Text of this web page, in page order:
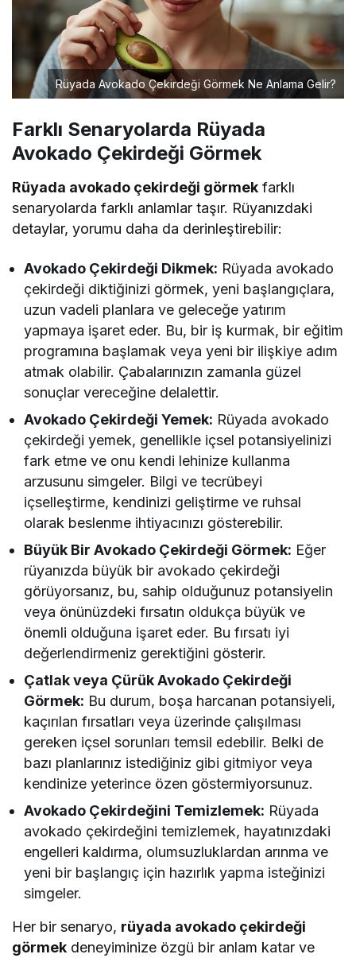
Rüyada Avokado Çekirdeği Görmek Ne Anlama Gelir?
Farklı Senaryolarda Rüyada
Avokado Çekirdeği Görmek
Rüyada avokado çekirdeği görmek farklı
senaryolarda farklı anlamlar taşır. Rüyanızdaki
detaylar, yorumu daha da derinleştirebilir:
Avokado Çekirdeği Dikmek: Rüyada avokado
çekirdeği diktiğinizi görmek, yeni başlangıçlara,
uzun vadeli planlara ve geleceğe yatırım
yapmaya işaret eder. Bu, bir iş kurmak, bir eğitim
programına başlamak veya yeni bir ilişkiye adım
atmak olabilir. Çabalarınızın zamanla güzel
sonuçlar vereceğine delalettir.
Avokado Çekirdeği Yemek: Rüyada avokado
çekirdeği yemek, genellikle içsel potansiyelinizi
fark etme ve onu kendi lehinize kullanma
arzusunu simgeler. Bilgi ve tecrübeyi
içselleştirme, kendinizi geliştirme ve ruhsal
olarak beslenme ihtiyacınızı gösterebilir.
Büyük Bir Avokado Çekirdeği Görmek: Eğer
rüyanızda büyük bir avokado çekirdeği
görüyorsanız, bu, sahip olduğunuz potansiyelin
veya önünüzdeki fırsatın oldukça büyük ve
önemli olduğuna işaret eder. Bu fırsatı iyi
değerlendirmeniz gerektiğini gösterir.
Çatlak veya Çürük Avokado Çekirdeği
Görmek: Bu durum, boşa harcanan potansiyeli,
kaçırılan fırsatları veya üzerinde çalışılması
gereken içsel sorunları temsil edebilir. Belki de
bazı planlarınız istediğiniz gibi gitmiyor veya
kendinize yeterince özen göstermiyorsunuz.
Avokado Çekirdeğini Temizlemek: Rüyada
avokado çekirdeğini temizlemek, hayatınızdaki
engelleri kaldırma, olumsuzluklardan arınma ve
yeni bir başlangıç için hazırlık yapma isteğinizi
simgeler.
Her bir senaryo, rüyada avokado çekirdeği
görmek deneyiminize özgü bir anlam katar ve